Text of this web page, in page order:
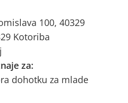
100, 40329
Kotoriba
za:
dohotku za mlade